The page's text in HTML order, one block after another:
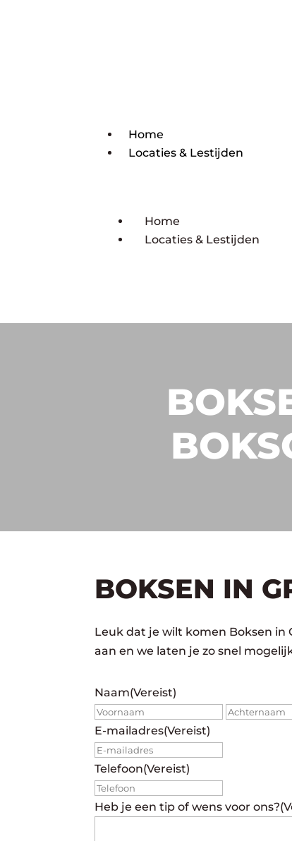
Home
Locaties & Lestijden
Home
Locaties & Lestijden
BOKSEN IN
Leuk dat je wilt komen Boksen in
aan en we laten je zo snel
Naam(Vereist)
Voornaam
E-mailadres(Vereist)
Telefoon(Vereist)
Heb je een tip of wens voor ons?